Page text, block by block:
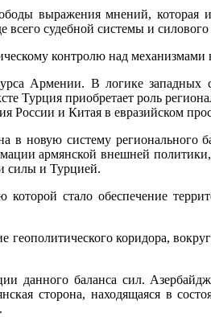
выражения мнений, которая
судебной системы и силового
контролю над механизмами
Армении. В логике западных
Турция приобретает роль
и Китая в евразийском
в новую систему регионального
армянской внешней
силы и Турцией.
которой стало обеспечение
геополитического коридора,
данного баланса сил.
сторона, находящаяся в